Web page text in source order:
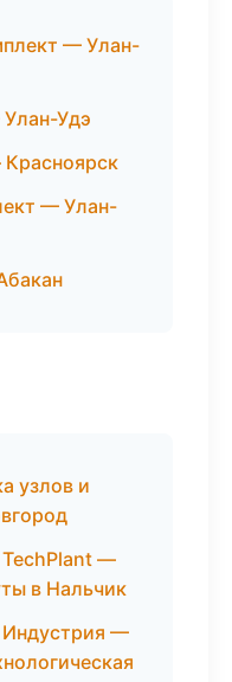
— Улан-
Удэ
— Улан-
узлов и
—
в Нальчик
—